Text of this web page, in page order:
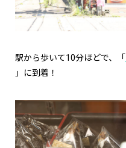
駅から歩いて10分ほどで、「
」に到着！